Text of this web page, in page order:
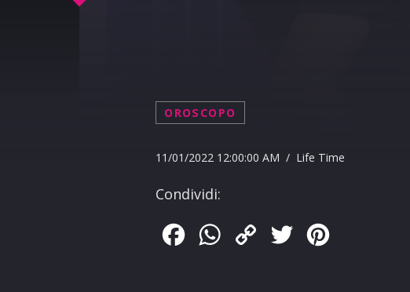
OROSCOPO
11/01/2022 12:00:00 AM / Life Time
Condividi:
FacebookWhatsApp
Copy
Twitter